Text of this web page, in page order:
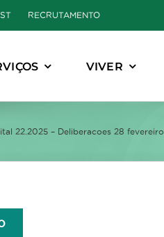
RECRUTAMENTO
VIVER
22.2025 – Deliberacoes 28 fevereiro